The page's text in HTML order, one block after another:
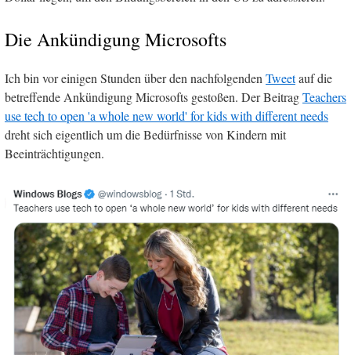
Die Ankündigung Microsofts
Ich bin vor einigen Stunden über den nachfolgendenTweetauf die
betreffende Ankündigung Microsofts gestoßen. Der BeitragTeachers
use tech to open 'a whole new world' for kids with different needs
dreht sich eigentlich um die Bedürfnisse von Kindern mit
Beeinträchtigungen.